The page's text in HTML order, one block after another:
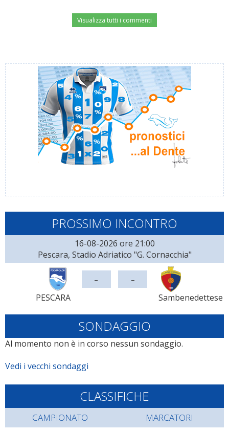
Visualizza tutti i commenti
PROSSIMO INCONTRO
16-08-2026 ore 21:00
Pescara, Stadio Adriatico "G. Cornacchia"
PESCARA
- -
Sambenedettese
SONDAGGIO
Al momento non è in corso nessun sondaggio.
Vedi i vecchi sondaggi
CLASSIFICHE
CAMPIONATO MARCATORI